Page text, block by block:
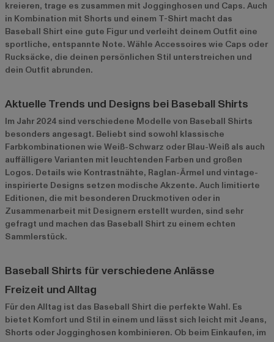
kreieren, trage es zusammen mit Jogginghosen und Caps. Auch
in Kombination mit Shorts und einem T-Shirt macht das
Baseball Shirt eine gute Figur und verleiht deinem Outfit eine
sportliche, entspannte Note. Wähle Accessoires wie Caps oder
Rucksäcke, die deinen persönlichen Stil unterstreichen und
dein Outfit abrunden.
Aktuelle Trends und Designs bei Baseball Shirts
Im Jahr 2024 sind verschiedene Modelle von Baseball Shirts
besonders angesagt. Beliebt sind sowohl klassische
Farbkombinationen wie Weiß-Schwarz oder Blau-Weiß als auch
auffälligere Varianten mit leuchtenden Farben und großen
Logos. Details wie Kontrastnähte, Raglan-Ärmel und vintage-
inspirierte Designs setzen modische Akzente. Auch limitierte
Editionen, die mit besonderen Druckmotiven oder in
Zusammenarbeit mit Designern erstellt wurden, sind sehr
gefragt und machen das Baseball Shirt zu einem echten
Sammlerstück.
Baseball Shirts für verschiedene Anlässe
Freizeit und Alltag
Für den Alltag ist das Baseball Shirt die perfekte Wahl. Es
bietet Komfort und Stil in einem und lässt sich leicht mit Jeans,
Shorts oder Jogginghosen kombinieren. Ob beim Einkaufen, im